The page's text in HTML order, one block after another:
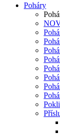
Poháry